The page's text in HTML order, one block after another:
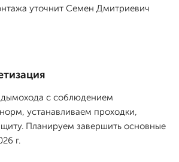
уточнит Семен Дмитриевич
с соблюдением
устанавливаем проходки,
Планируем завершить основные
г.